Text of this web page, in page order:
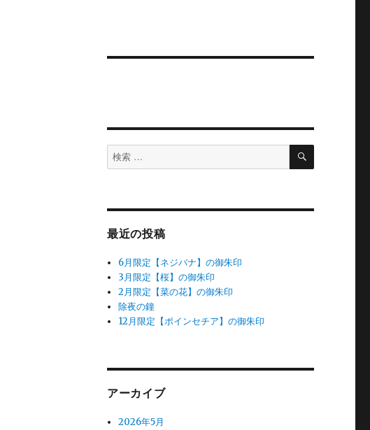
検
索
検
最近の投稿
6月限定【ネジバナ】の御朱印
3月限定【桜】の御朱印
2月限定【菜の花】の御朱印
除夜の鐘
12月限定【ポインセチア】の御朱印
アーカイブ
2026年5月